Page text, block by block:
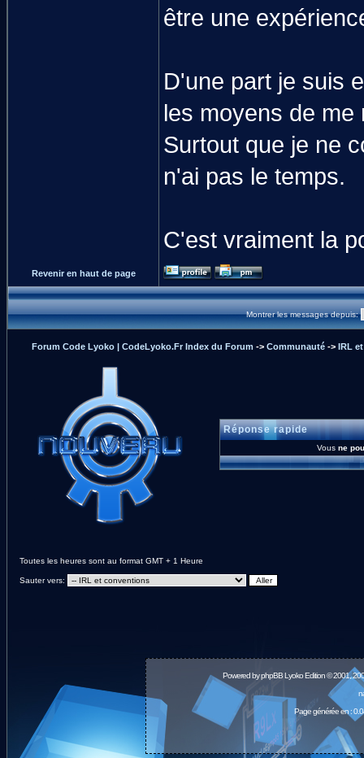
être une
D'une part je suis
les moyens de
Surtout que je ne
n'ai pas le temps.
C'est vraiment la
Revenir en haut de page
Montrer les messages depuis:
Forum Code Lyoko | CodeLyoko.Fr Index du Forum -> Communauté -> IRL
Réponse rapide
Vous ne
Toutes les heures sont au format GMT + 1 Heure
Sauter vers:
Powered byphpBBLyoko Edition © 2001,
Page générée en :